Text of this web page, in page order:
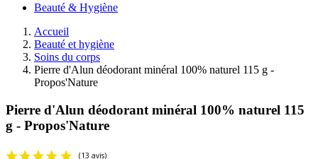
Beauté & Hygiène
Accueil
Beauté et hygiène
Soins du corps
Pierre d'Alun déodorant minéral 100% naturel 115 g -
Propos'Nature
Pierre d'Alun déodorant minéral 100% naturel 115
g - Propos'Nature